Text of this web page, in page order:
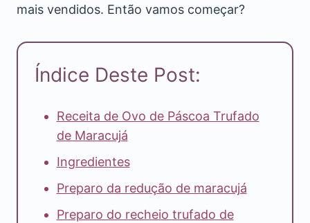
mais vendidos. Então vamos começar?
Índice Deste Post:
Receita de Ovo de Páscoa Trufado
de Maracujá
Ingredientes
Preparo da redução de maracujá
Preparo do recheio trufado de